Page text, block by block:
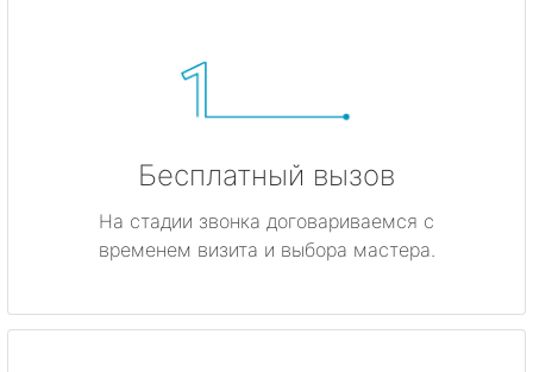
Бесплатный вызов
На стадии звонка договариваемся с
временем визита и выбора мастера.